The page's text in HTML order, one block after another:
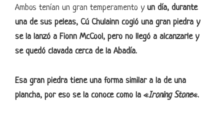
Ambos tenían un gran temperamento y un día, durante
una de sus peleas, Cú Chulainn cogió una gran piedra y
se la lanzó a Fionn McCool, pero no llegó a alcanzarle y
se quedó clavada cerca de la Abadía.
Esa gran piedra tiene una forma similar a la de una
plancha, por eso se la conoce como la «Ironing Stone«.